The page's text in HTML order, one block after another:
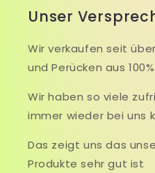
Unser
Wir verkaufen seit
und Perücken aus
Wir haben so viele
immer wieder bei uns
Das zeigt uns das
Produkte sehr gut ist